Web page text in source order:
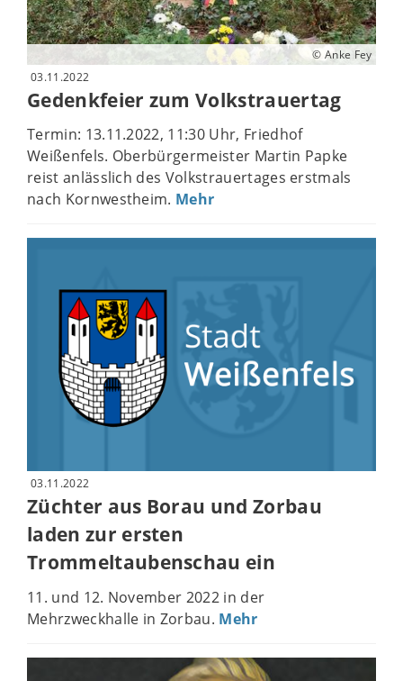
© Anke Fey
03.11.2022
Gedenkfeier zum Volkstrauertag
Termin: 13.11.2022, 11:30 Uhr, Friedhof
Weißenfels. Oberbürgermeister Martin Papke
reist anlässlich des Volkstrauertages erstmals
nach Kornwestheim. Mehr
03.11.2022
Züchter aus Borau und Zorbau
laden zur ersten
Trommeltaubenschau ein
11. und 12. November 2022 in der
Mehrzweckhalle in Zorbau. Mehr